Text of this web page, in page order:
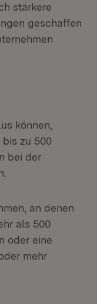
stärkere
geschaffen
können,
zu 500
bei der
an denen
als 500
oder eine
mehr